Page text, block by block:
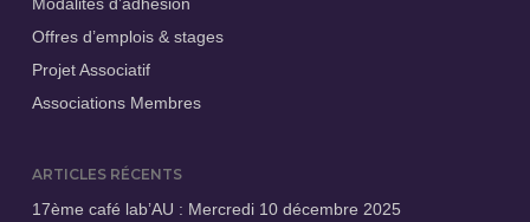
Modalités d’adhésion
Offres d’emplois & stages
Projet Associatif
Associations Membres
ARTICLES RÉCENTS
17ème café lab’AU : Mercredi 10 décembre 2025